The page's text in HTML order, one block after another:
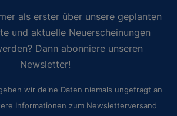
als erster über unsere geplanten
und aktuelle Neuerscheinungen
Dann abonniere unseren
Newsletter!
wir deine Daten niemals ungefragt an
Informationen zum Newsletterversand